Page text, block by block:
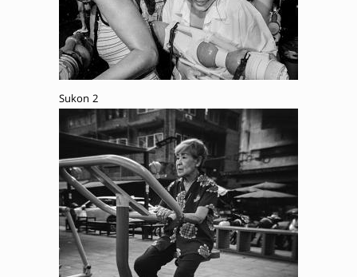
Sukon 2